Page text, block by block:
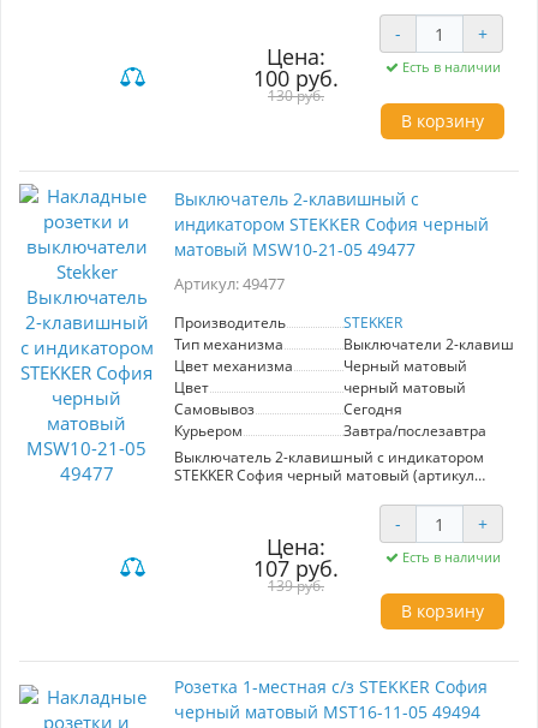
11-05 сочетает в себе элегантный черный
матовый цвет и высокое качество,
обеспечивая надежное и безопасное
подключение электрических приборов.
Простой и стильный дизайн отлично
впишется в любой интерьер, а использование
качественных материалов гарантирует
Цена:
100 руб.
130 руб.
- +
Есть в наличии
В корзину
Выключатель 2-клавишный с
индикатором STEKKER София черный
матовый MSW10-21-05 49477
Артикул: 49477
Производитель
STEKKER
Тип механизма
Выключатели 2-
Цвет механизма
Черный матовый
Цвет
черный матовый
Самовывоз
Сегодня
Курьером
Завтра/послезавтра
Выключатель 2-клавишный с индикатором
STEKKER София черный матовый (артикул
решение для вашего интерьера. Приглашая в
дом современный дизайн, он впишется в
любой стиль благодаря фирменному черному
матовому цвету и лаконичной форме.
Удобный двухклавишный механизм позволяет
легко управлять освещением, а встроенная
подсветка синего цвета обеспечивает
надежность. Он предназначен для установки в
открытом типе, размеры 65x65x35 мм.
Цена:
107 руб.
139 руб.
- +
Есть в наличии
В корзину
Розетка 1-местная с/з STEKKER София
черный матовый MST16-11-05 49494